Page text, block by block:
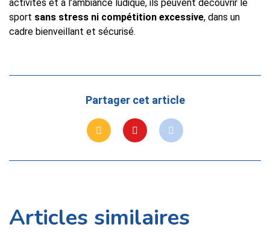
activités et à l’ambiance ludique, ils peuvent découvrir le
sport sans stress ni compétition excessive, dans un
cadre bienveillant et sécurisé.
Partager cet article
Articles similaires